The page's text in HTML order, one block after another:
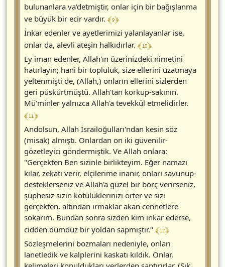
bulunanlara va'detmiştir, onlar için bir bağışlanma
ve büyük bir ecir vardır. ﴾ 9 ﴿
İnkar edenler ve ayetlerimizi yalanlayanlar ise,
onlar da, alevli ateşin halkıdırlar. ﴾ 10 ﴿
Ey iman edenler, Allah'ın üzerinizdeki nimetini
hatırlayın; hani bir topluluk, size ellerini uzatmaya
yeltenmişti de, (Allah,) onların ellerini sizlerden
geri püskürtmüştü. Allah'tan korkup-sakının.
Mü'minler yalnızca Allah'a tevekkül etmelidirler.
﴾ 11 ﴿
Andolsun, Allah İsrailoğulları'ndan kesin söz
(misak) almıştı. Onlardan on iki güvenilir-
gözetleyici göndermiştik. Ve Allah onlara:
"Gerçekten Ben sizinle birlikteyim. Eğer namazı
kılar, zekatı verir, elçilerime inanır, onları savunup-
desteklerseniz ve Allah'a güzel bir borç verirseniz,
şüphesiz sizin kötülüklerinizi örter ve sizi
gerçekten, altından ırmaklar akan cennetlere
sokarım. Bundan sonra sizden kim inkar ederse,
cidden dümdüz bir yoldan sapmıştır." ﴾ 12 ﴿
Sözleşmelerini bozmaları nedeniyle, onları
lanetledik ve kalplerini kaskatı kıldık. Onlar,